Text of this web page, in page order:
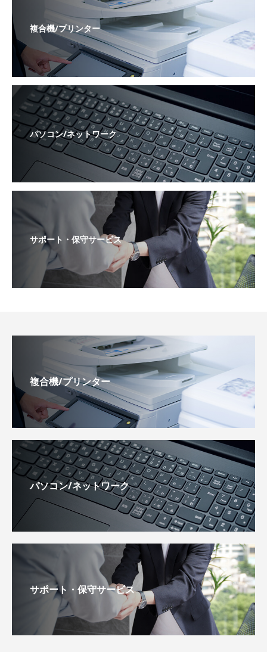
複合機/プリンター
パソコン/ネットワーク
サポート・保守サービス
複合機/プリンター
パソコン/ネットワーク
サポート・保守サービス